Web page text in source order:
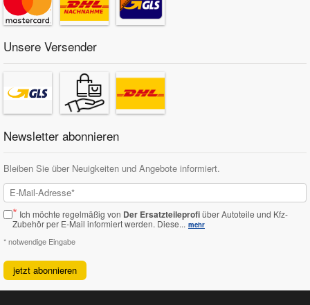
Unsere Versender
Newsletter abonnieren
Bleiben Sie über Neuigkeiten und Angebote informiert.
* Ich möchte regelmäßig von Der Ersatzteileprofiüber Autoteile und Kfz-
Zubehör per E-Mail informiert werden. Diese... mehr
* notwendige Eingabe
jetzt abonnieren